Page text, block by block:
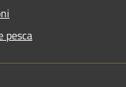
pesca